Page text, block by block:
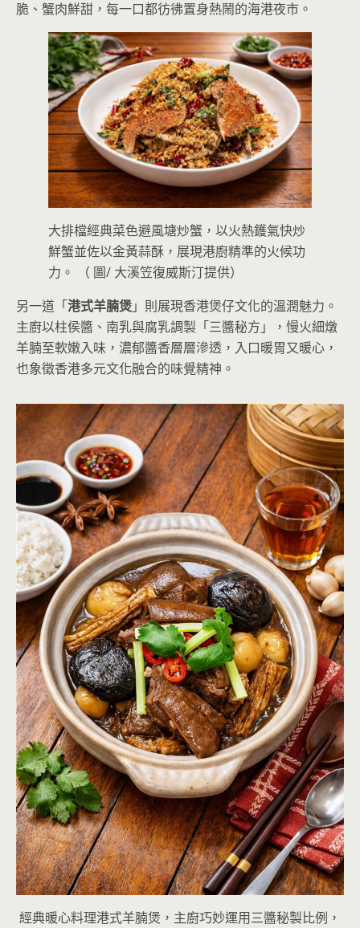
脆、蟹肉鮮甜，每一口都彷彿置身熱鬧的海港夜市。
大排檔經典菜色避風塘炒蟹，以火熱鑊氣快炒
鮮蟹並佐以金黃蒜酥，展現港廚精準的火候功
力。 （ 圖/ 大溪笠復威斯汀提供）
另一道「港式羊腩煲」則展現香港煲仔文化的溫潤魅力。
主廚以柱侯醬、南乳與腐乳調製「三醬秘方」，慢火細燉
羊腩至軟嫩入味，濃郁醬香層層滲透，入口暖胃又暖心，
也象徵香港多元文化融合的味覺精神。
經典暖心料理港式羊腩煲，主廚巧妙運用三醬秘製比例，